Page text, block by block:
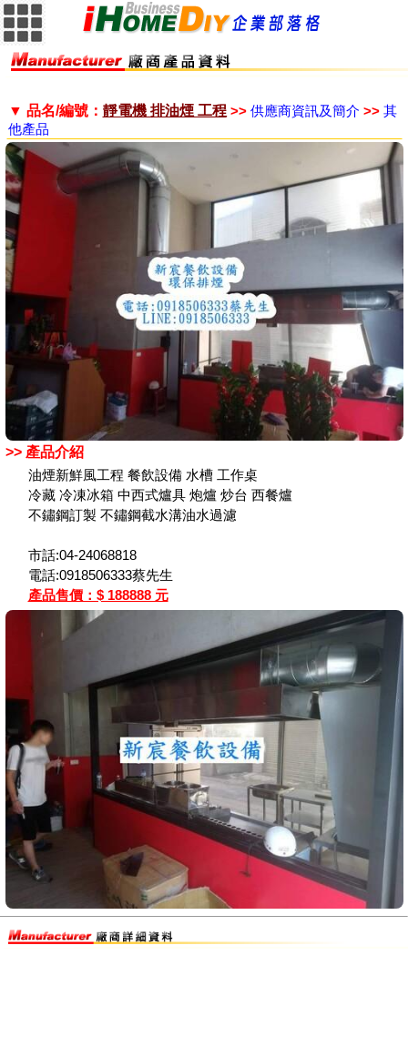
▼ 品名/編號： 靜電機 排油煙 工程 >>供應商資訊及簡介 >>其
他產品
>> 產品介紹
油煙新鮮風工程 餐飲設備 水槽 工作桌
冷藏 冷凍冰箱 中西式爐具 炮爐 炒台 西餐爐
不鏽鋼訂製 不鏽鋼截水溝油水過濾
市話:04-24068818
電話:0918506333蔡先生
產品售價：$ 188888 元